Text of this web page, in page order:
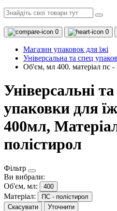
0 0
Магазин упаковок для їжі
Універсальна та спец
Об'єм, мл 400. матеріал пс -
Універсальні
упаковки для
400мл,
полістирол
Фільтр
Ви вибрали:
Об'єм, мл:
400
Матеріал:
ПС - полістирол
Скасувати
Уточнити